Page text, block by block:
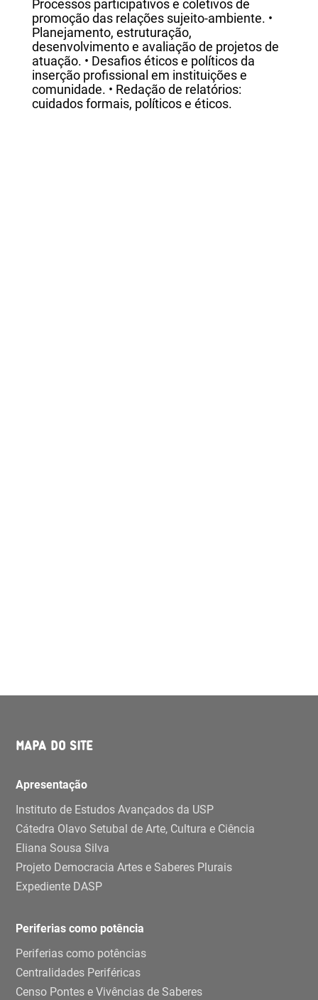
Processos participativos e coletivos de
promoção das relações sujeito-ambiente. •
Planejamento, estruturação,
desenvolvimento e avaliação de projetos de
atuação. • Desafios éticos e políticos da
inserção profissional em instituições e
comunidade. • Redação de relatórios:
cuidados formais, políticos e éticos.
MAPA DO SITE
Apresentação
Instituto de Estudos Avançados da USP
Cátedra Olavo Setubal de Arte, Cultura e Ciência
Eliana Sousa Silva
Projeto Democracia Artes e Saberes Plurais
Expediente DASP
Periferias como potência
Periferias como potências
Centralidades Periféricas
Censo Pontes e Vivências de Saberes